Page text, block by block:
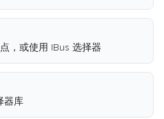
，或使用 IBus 选择器
器库